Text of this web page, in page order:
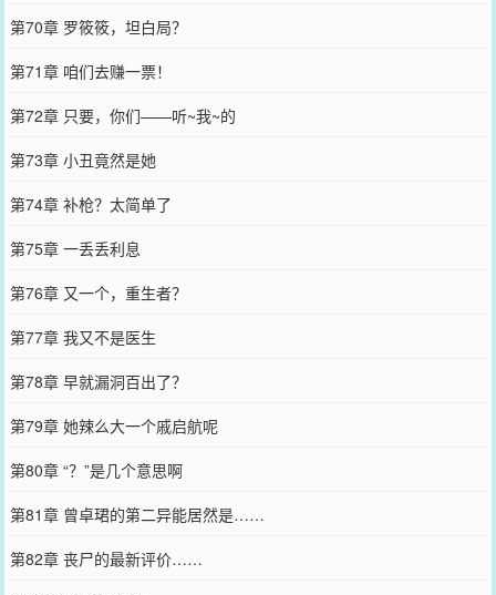
第70章 罗筱筱，坦白局？
第71章 咱们去赚一票！
第72章 只要，你们——听~我~的
第73章 小丑竟然是她
第74章 补枪？太简单了
第75章 一丢丢利息
第76章 又一个，重生者？
第77章 我又不是医生
第78章 早就漏洞百出了？
第79章 她辣么大一个戚启航呢
第80章 “？”是几个意思啊
第81章 曾卓珺的第二异能居然是……
第82章 丧尸的最新评价……